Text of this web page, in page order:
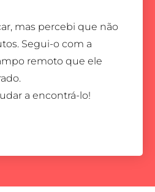
mas percebi que não
Segui-o com a
remoto que ele
a encontrá-lo!